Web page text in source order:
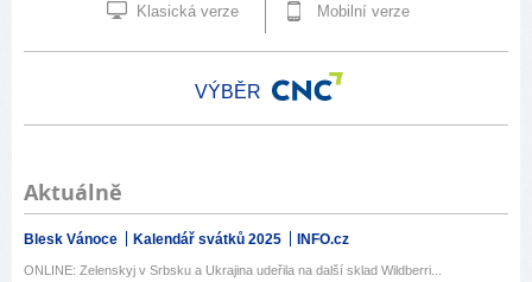
Klasická verze Mobilní verze
VÝBĚR
Aktuálně
Blesk Vánoce Kalendář svátků 2025 INFO.cz
ONLINE: Zelenskyj v Srbsku a Ukrajina udeřila na další sklad Wildberri...